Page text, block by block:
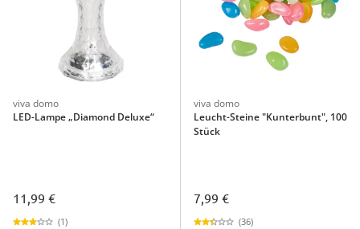
viva domo
LED-Lampe „Diamond Deluxe“
11,99 €
(1)
viva domo
Leucht-Steine "Kunterbunt", 100
Stück
7,99 €
(36)